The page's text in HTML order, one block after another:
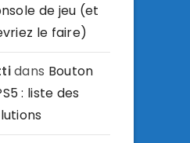
de jeu (et
le faire)
dans Bouton
: liste des